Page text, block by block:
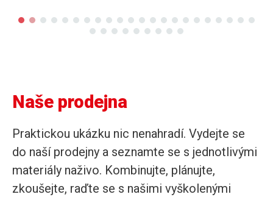
Naše prodejna
Praktickou ukázku nic nenahradí. Vydejte se
do naší prodejny a seznamte se s jednotlivými
materiály naživo. Kombinujte, plánujte,
zkoušejte, raďte se s našimi vyškolenými